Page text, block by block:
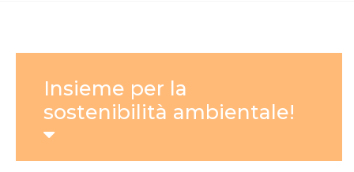
Insieme per la
sostenibilità ambientale!